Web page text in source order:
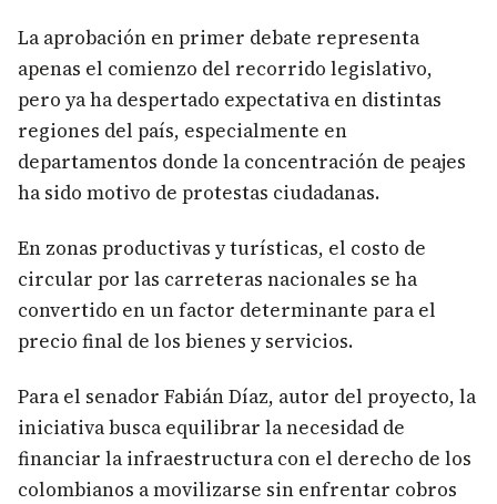
La aprobación en primer debate representa
apenas el comienzo del recorrido legislativo,
pero ya ha despertado expectativa en distintas
regiones del país, especialmente en
departamentos donde la concentración de peajes
ha sido motivo de protestas ciudadanas.
En zonas productivas y turísticas, el costo de
circular por las carreteras nacionales se ha
convertido en un factor determinante para el
precio final de los bienes y servicios.
Para el senador Fabián Díaz, autor del proyecto, la
iniciativa busca equilibrar la necesidad de
financiar la infraestructura con el derecho de los
colombianos a movilizarse sin enfrentar cobros